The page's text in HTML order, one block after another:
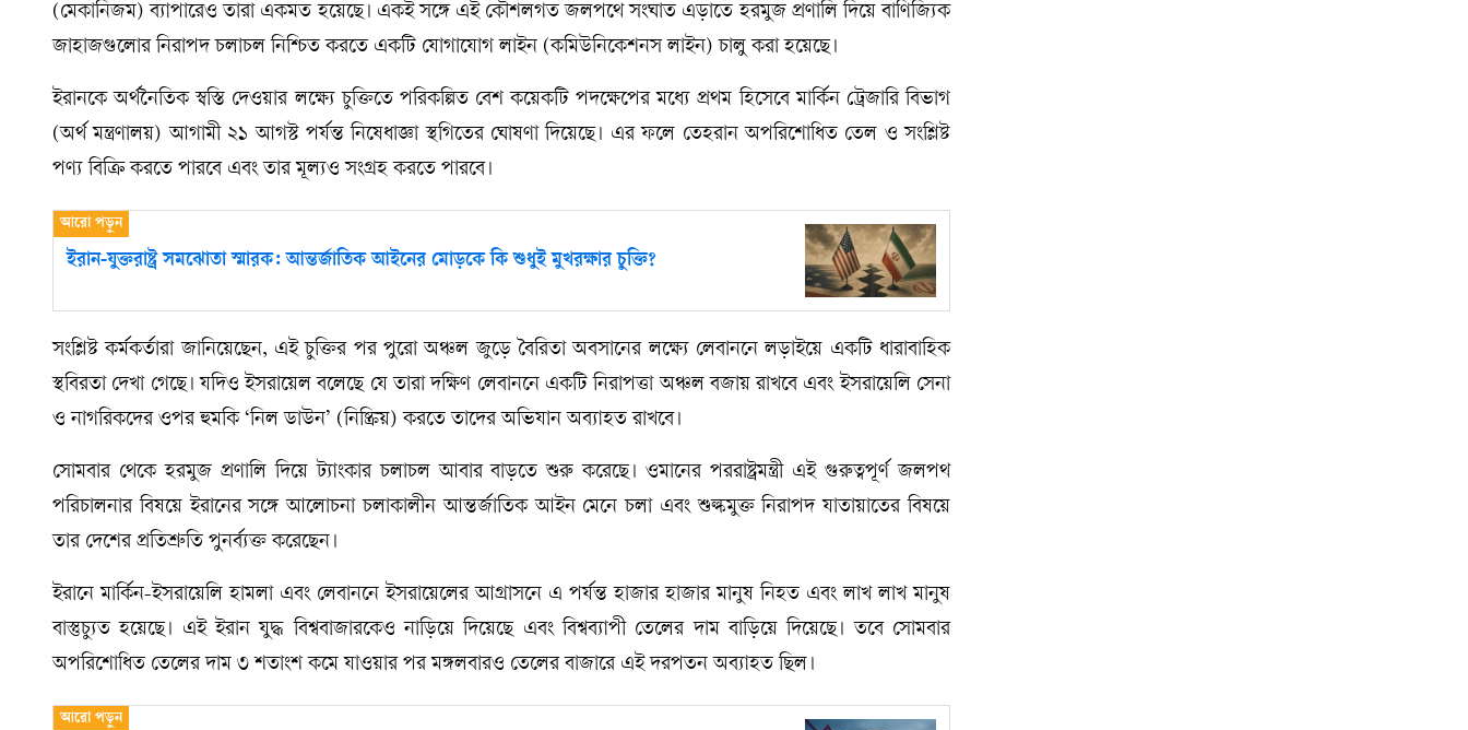
(মেকানিজম) ব্যাপারেও তারা একমত হয়েছে। একই সঙ্গে এই কৌশলগত জলপথে সংঘাত এড়াতে হরমুজ প্রণালি দিয়ে বাণিজ্যিক
জাহাজগুলোর নিরাপদ চলাচল নিশ্চিত করতে একটি যোগাযোগ লাইন (কমিউনিকেশনস লাইন) চালু করা হয়েছে।
ইরানকে অর্থনৈতিক স্বস্তি দেওয়ার লক্ষ্যে চুক্তিতে পরিকল্পিত বেশ কয়েকটি পদক্ষেপের মধ্যে প্রথম হিসেবে মার্কিন ট্রেজারি বিভাগ
(অর্থ মন্ত্রণালয়) আগামী ২১ আগস্ট পর্যন্ত নিষেধাজ্ঞা স্থগিতের ঘোষণা দিয়েছে। এর ফলে তেহরান অপরিশোধিত তেল ও সংশ্লিষ্ট
পণ্য বিক্রি করতে পারবে এবং তার মূল্যও সংগ্রহ করতে পারবে।
ইরান-যুক্তরাষ্ট্র সমঝোতা স্মারক: আন্তর্জাতিক আইনের মোড়কে কি শুধুই মুখরক্ষার চুক্তি?
সংশ্লিষ্ট কর্মকর্তারা জানিয়েছেন, এই চুক্তির পর পুরো অঞ্চল জুড়ে বৈরিতা অবসানের লক্ষ্যে লেবাননে লড়াইয়ে একটি ধারাবাহিক
স্থবিরতা দেখা গেছে। যদিও ইসরায়েল বলেছে যে তারা দক্ষিণ লেবাননে একটি নিরাপত্তা অঞ্চল বজায় রাখবে এবং ইসরায়েলি সেনা
ও নাগরিকদের ওপর হুমকি ‘নিল ডাউন’ (নিষ্ক্রিয়) করতে তাদের অভিযান অব্যাহত রাখবে।
সোমবার থেকে হরমুজ প্রণালি দিয়ে ট্যাংকার চলাচল আবার বাড়তে শুরু করেছে। ওমানের পররাষ্ট্রমন্ত্রী এই গুরুত্বপূর্ণ জলপথ
পরিচালনার বিষয়ে ইরানের সঙ্গে আলোচনা চলাকালীন আন্তর্জাতিক আইন মেনে চলা এবং শুল্কমুক্ত নিরাপদ যাতায়াতের বিষয়ে
তার দেশের প্রতিশ্রুতি পুনর্ব্যক্ত করেছেন।
ইরানে মার্কিন-ইসরায়েলি হামলা এবং লেবাননে ইসরায়েলের আগ্রাসনে এ পর্যন্ত হাজার হাজার মানুষ নিহত এবং লাখ লাখ মানুষ
বাস্তুচ্যুত হয়েছে। এই ইরান যুদ্ধ বিশ্ববাজারকেও নাড়িয়ে দিয়েছে এবং বিশ্বব্যাপী তেলের দাম বাড়িয়ে দিয়েছে। তবে সোমবার
অপরিশোধিত তেলের দাম ৩ শতাংশ কমে যাওয়ার পর মঙ্গলবারও তেলের বাজারে এই দরপতন অব্যাহত ছিল।